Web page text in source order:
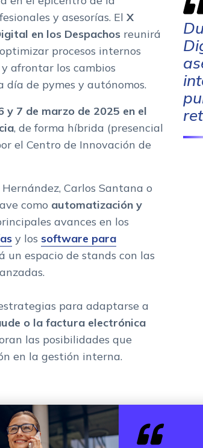
y asesorías. El X
en los Despachos reunirá
procesos internos
afrontar los cambios
de pymes y autónomos.
y 7 de marzo de 2025 en el
, de forma híbrida (presencial
el Centro de Innovación de
Carlos Santana o
como automatización y
avances en los
y los software para
un espacio de stands con las
para adaptarse a
o la factura electrónica
las posibilidades que
en la gestión interna.